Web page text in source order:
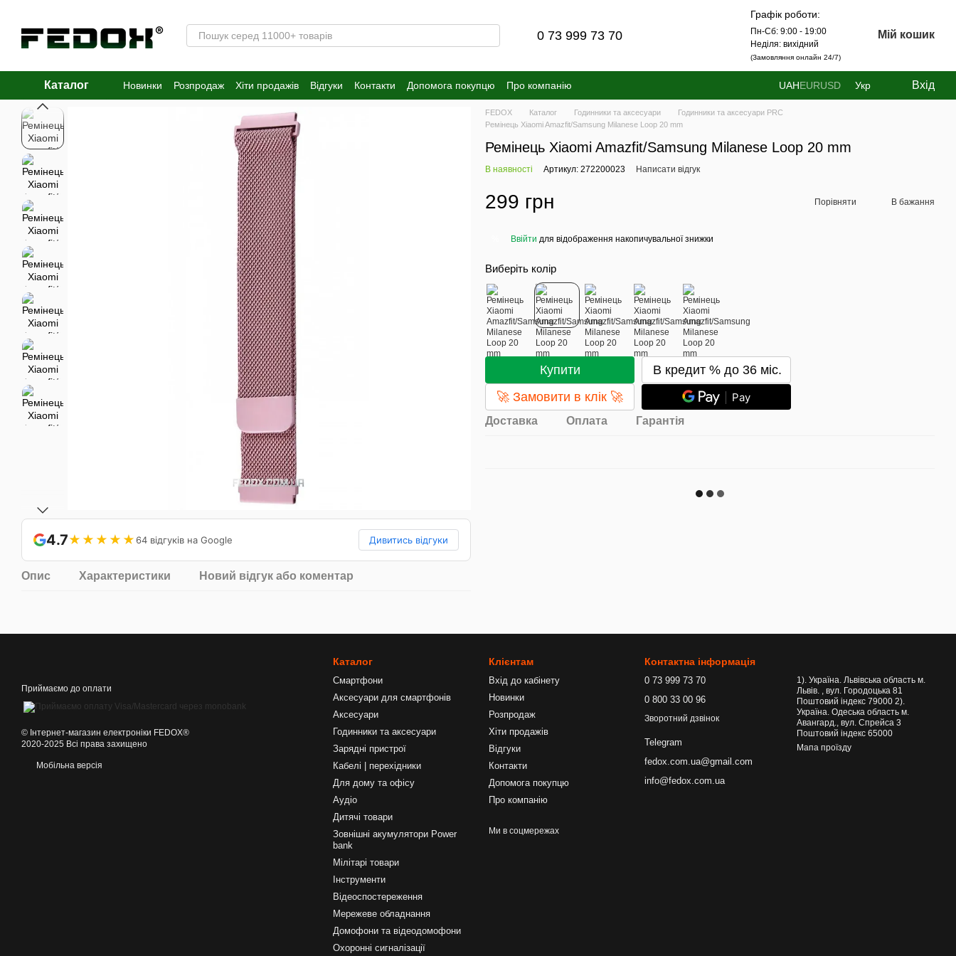
0 73 999 73 70
Графік роботи:
Пн-Сб: 9:00 - 19:00
Неділя: вихідний
(Замовляння онлайн 24/7)
Мій кошик
Каталог Новинки Розпродаж Хіти продажів Відгуки Контакти Допомога покупцю Про компанію UAHEURUSD Укр Вхід
4.7★★★★★64 відгуків на Google Дивитись відгуки
Опис Характеристики Новий відгук або коментар
FEDOX Каталог Годинники та аксесуари
Годинники та аксесуари PRC
Ремінець Xiaomi Amazfit/Samsung Milanese Loop 20 mm
Ремінець Xiaomi Amazfit/Samsung Milanese Loop 20 mm
В наявності Артикул: 272200023 Написати відгук
299 грн Порівняти В бажання
Ввійти для відображення накопичувальної знижки
Виберіть колір
Купити
В кредит % до 36 міс.
🚀 Замовити в клік 🚀
Pay
Доставка Оплата Гарантія
Приймаємо до оплати
©️ Інтернет-магазин електроніки FEDOX®
2020-2025 Всі права захищено
Мобільна версія
Каталог
Смартфони
Аксесуари для смартфонів
Аксесуари
Годинники та аксесуари
Зарядні пристрої
Кабелі | перехідники
Для дому та офісу
Аудіо
Дитячі товари
Зовнішні акумулятори Power
bank
Мілітарі товари
Інструменти
Відеоспостереження
Мережеве обладнання
Домофони та відеодомофони
Охоронні сигналізації
Клієнтам
Вхід до кабінету
Новинки
Розпродаж
Хіти продажів
Відгуки
Контакти
Допомога покупцю
Про компанію
Ми в соцмережах
Контактна інформація
0 73 999 73 70
0 800 33 00 96
Зворотний дзвінок
Telegram
fedox.com.ua@gmail.com
info@fedox.com.ua
1). Україна. Львівська область м.
Львів. , вул. Городоцька 81
Поштовий індекс 79000 2).
Україна. Одеська область м.
Авангард., вул. Спрейса 3
Поштовий індекс 65000
Мапа проїзду